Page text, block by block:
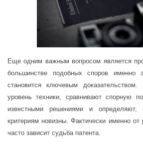
Еще одним важным вопросом является
большинстве подобных споров именно
становится ключевым доказательством.
уровень техники, сравнивают спорную
известными решениями и определяют,
критериям новизны. Фактически именно от
часто зависит судьба патента.